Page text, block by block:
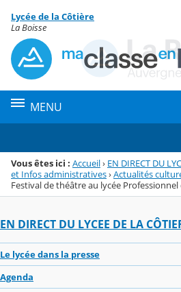
Menu de la rubrique
Contenu
Lycée de la Côtière
La Boisse
MENU
Vous êtes ici : Accueil› EN DIRECT DU
et Infos administratives›Actualités
Festival de théâtre au lycée
EN DIRECT DU LYCEE DE LA
Le lycée dans la presse
Agenda